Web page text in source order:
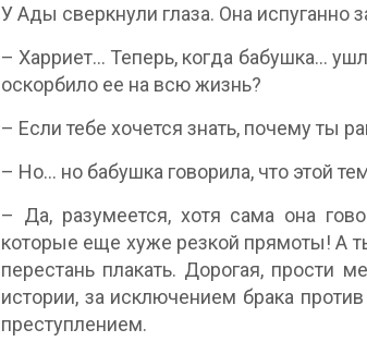
У Ады сверкнули глаза. Она испуганно
– Харриет... Теперь, когда бабушка...
оскорбило ее на всю жизнь?
– Если тебе хочется знать, почему ты
– Но... но бабушка говорила, что этой
– Да, разумеется, хотя сама она
которые еще хуже резкой прямоты! А
перестань плакать. Дорогая, прости
истории, за исключением брака
преступлением.